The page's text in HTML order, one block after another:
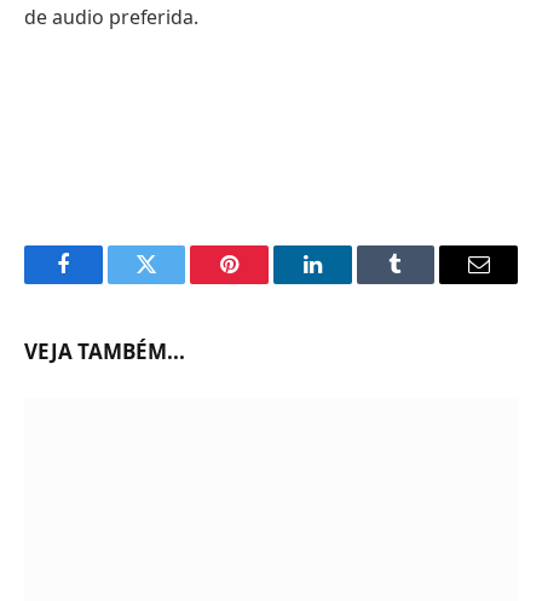
de audio preferida.
FacebookTwitter Pinterest LinkedInTumblr Email
VEJA TAMBÉM...